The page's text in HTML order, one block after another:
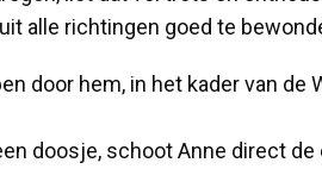
alle richtingen goed te
door hem, in het kader van de
doosje, schoot Anne direct